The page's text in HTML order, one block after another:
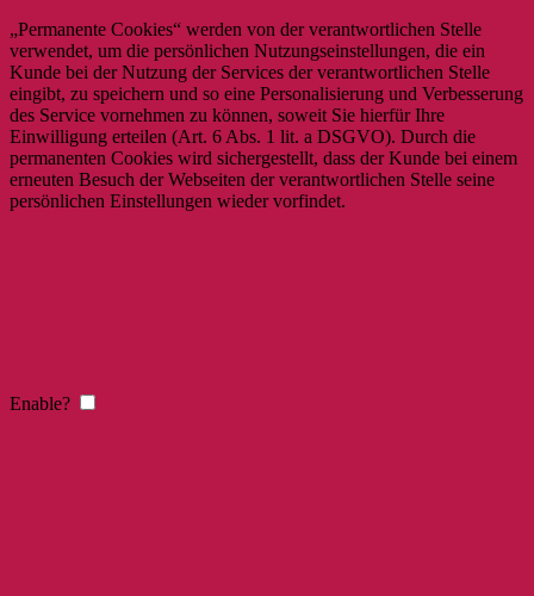
„Permanente Cookies“ werden von der verantwortlichen Stelle
verwendet, um die persönlichen Nutzungseinstellungen, die ein
Kunde bei der Nutzung der Services der verantwortlichen Stelle
eingibt, zu speichern und so eine Personalisierung und Verbesserung
des Service vornehmen zu können, soweit Sie hierfür Ihre
Einwilligung erteilen (Art. 6 Abs. 1 lit. a DSGVO). Durch die
permanenten Cookies wird sichergestellt, dass der Kunde bei einem
erneuten Besuch der Webseiten der verantwortlichen Stelle seine
persönlichen Einstellungen wieder vorfindet.
Enable?